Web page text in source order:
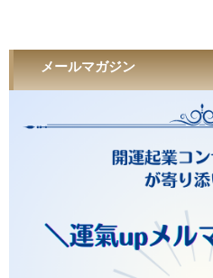
メールマガジン